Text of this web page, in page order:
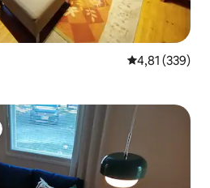
Gemiddelde
4,81 (339)